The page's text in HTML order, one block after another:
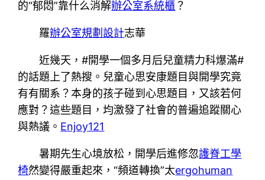
的“郁悶”靠什么消解辦公室系統櫃？
羅辦公室規劃設計志華
近幾天，#開學一個多月后兒童精力科爆滿#
的話題上了熱搜。兒童心思安康題目與開學究竟
有有關系？本身的孩子碰到心思題目，又該若何
應對？這些題目，均激發了社會的普遍追蹤關心
與熱議。 Enjoy121
暑期先生心境放松，開學后進修忽護脊工學
椅然變得嚴重起來，“頻道轉換”太ergohuman